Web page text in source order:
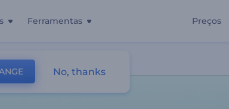
Ferramentas Preços
No, thanks